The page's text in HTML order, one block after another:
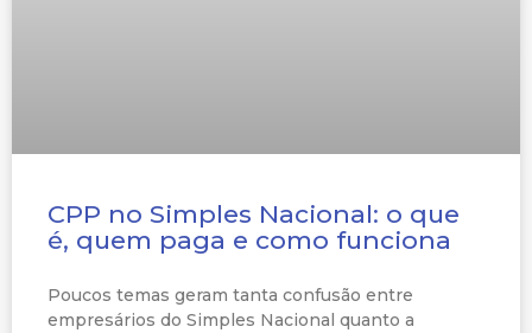
CPP no Simples Nacional: o que
é, quem paga e como funciona
Poucos temas geram tanta confusão entre
empresários do Simples Nacional quanto a